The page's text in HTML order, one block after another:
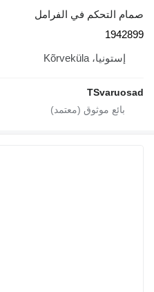
صمام التحكم في الفرامل
1942899
إستونيا، Kõrveküla
TSvaruosad